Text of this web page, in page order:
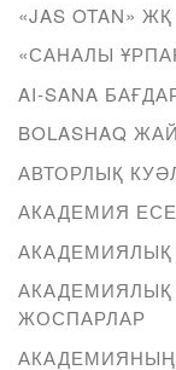
«JAS OTAN» ЖҚ
«САНАЛЫ
AI-SANA
BOLASHAQ
АВТОРЛЫҚ
АКАДЕМИЯ
АКАДЕМИЯЛЫҚ
ЖОСПАРЛАР
АКАДЕМИЯНЫҢ